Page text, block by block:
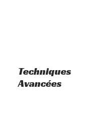
Techniques
Avancées